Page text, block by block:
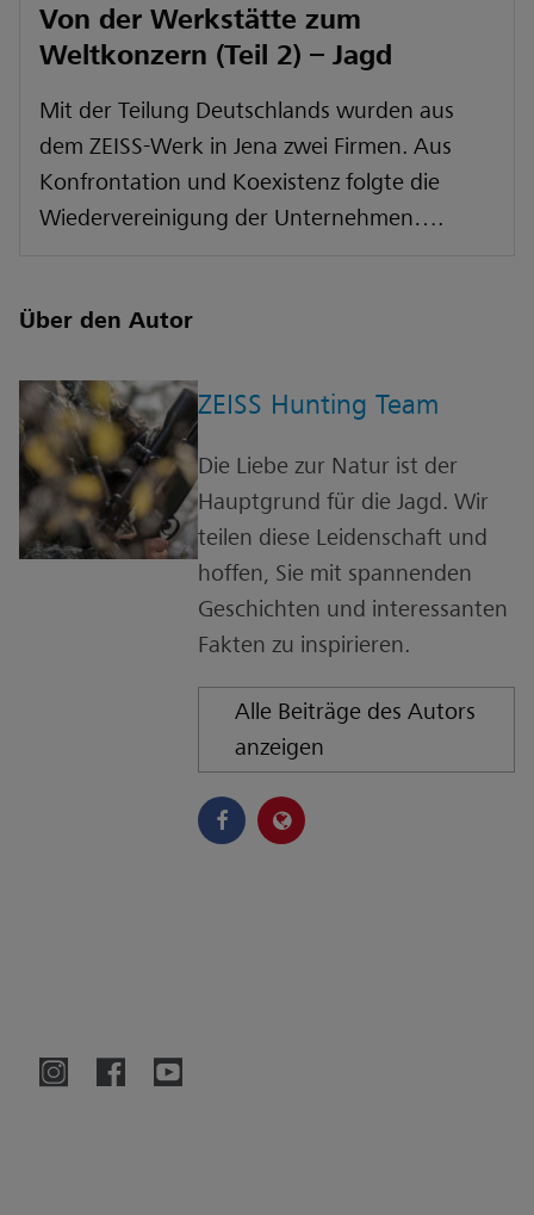
Von der Werkstätte zum
Weltkonzern (Teil 2) – Jagd
Mit der Teilung Deutschlands wurden aus
dem ZEISS-Werk in Jena zwei Firmen. Aus
Konfrontation und Koexistenz folgte die
Wiedervereinigung der Unternehmen….
Über den Autor
ZEISS Hunting Team
Die Liebe zur Natur ist der
Hauptgrund für die Jagd. Wir
teilen diese Leidenschaft und
hoffen, Sie mit spannenden
Geschichten und interessanten
Fakten zu inspirieren.
Alle Beiträge des Autors
anzeigen